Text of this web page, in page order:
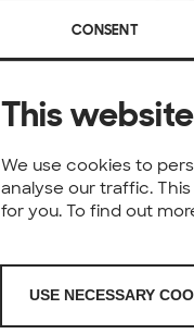
CONSENT
This
We use cookies to
analyse our traffic.
for you. To find out
USE NECESSARY
fois
pour
pour